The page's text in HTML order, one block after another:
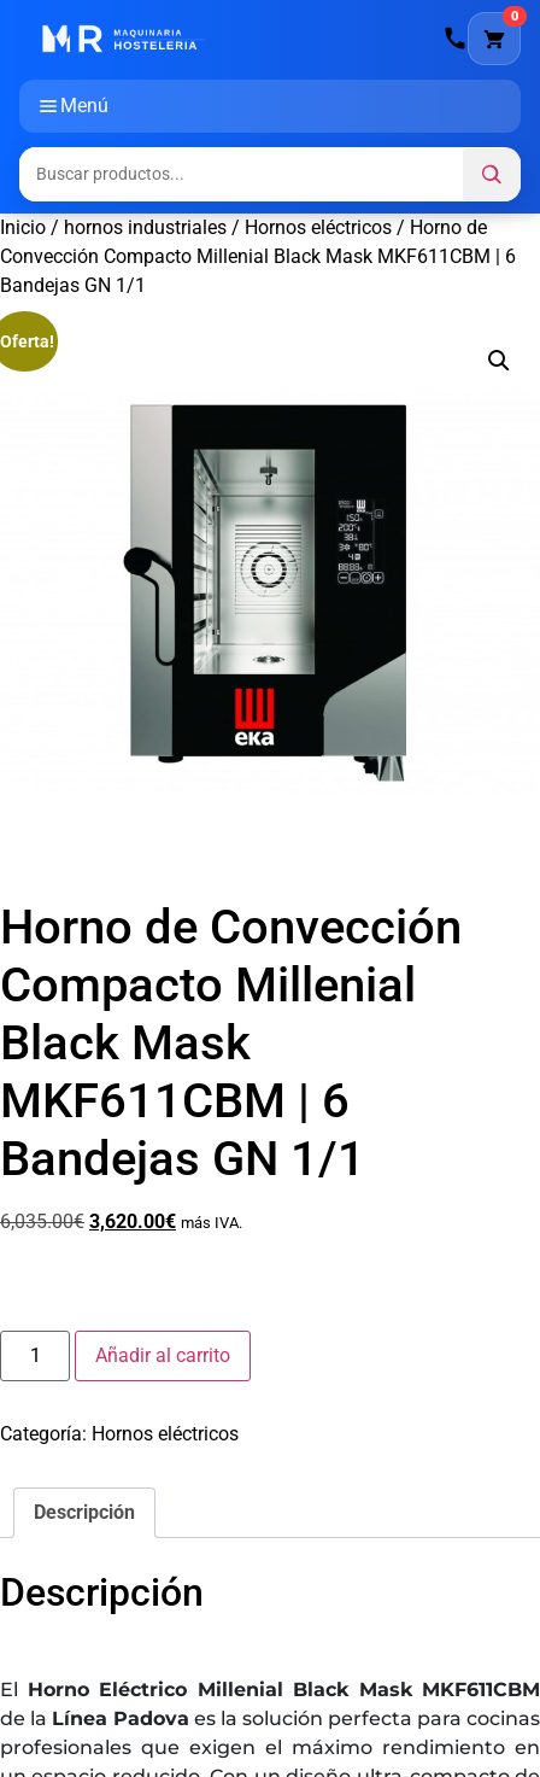
Menú
0
Inicio / hornos industriales / Hornos eléctricos / Horno de
Convección Compacto Millenial Black Mask MKF611CBM | 6
Bandejas GN 1/1
Horno de Convección
Compacto Millenial
Black Mask
MKF611CBM | 6
Bandejas GN 1/1
6,035.00€ 3,620.00€ más IVA.
Añadir al carrito
Categoría: Hornos eléctricos
Descripción
Descripción
El Horno Eléctrico Millenial Black Mask MKF611CBM
de la Línea Padova es la solución perfecta para cocinas
profesionales que exigen el máximo rendimiento en